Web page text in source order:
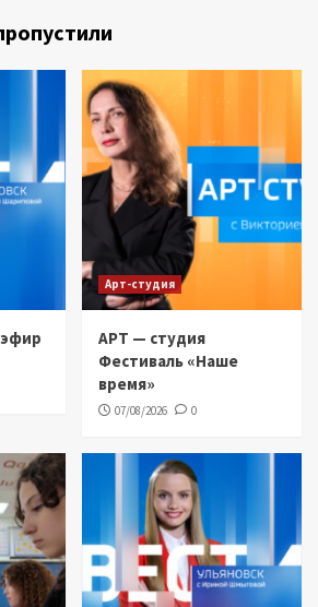
Арт-студия
АРТ — студия
Фестиваль «Наше
время»
07/08/2026 0